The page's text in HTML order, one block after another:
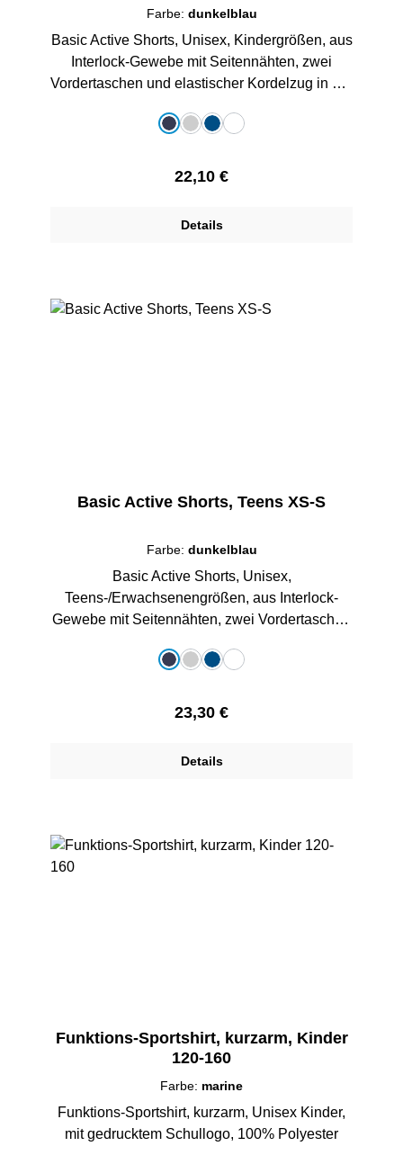
Farbe: dunkelblau
Basic Active Shorts, Unisex, Kindergrößen, aus
Interlock-Gewebe mit Seitennähten, zwei
Vordertaschen und elastischer Kordelzug in der
Polyester.
auswählendunkelblau
grau-melange
royalblau
weiß
Regulärer Preis:
22,10 €
Details
Basic Active Shorts, Teens XS-S
Farbe: dunkelblau
Basic Active Shorts, Unisex,
Teens-/Erwachsenengrößen, aus Interlock-
Gewebe mit Seitennähten, zwei Vordertaschen
gedrucktem Schullogo, 100% Polyester
auswählendunkelblau
grau-melange
royalblau
weiß
Regulärer Preis:
23,30 €
Details
Funktions-Sportshirt, kurzarm, Kinder
120-160
Farbe: marine
Funktions-Sportshirt, kurzarm, Unisex Kinder,
mit gedrucktem Schullogo, 100% Polyester